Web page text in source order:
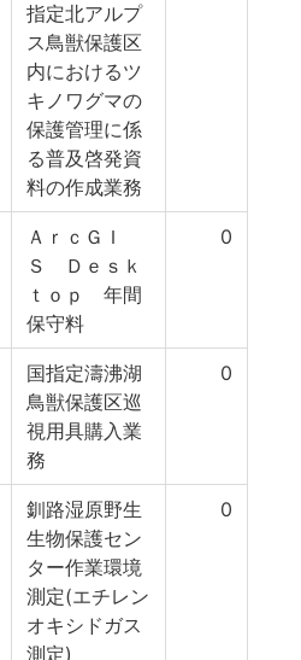
指定北アルプ
ス鳥獣保護区
内におけるツ
キノワグマの
保護管理に係
る普及啓発資
料の作成業務
ＡｒｃＧＩ
Ｓ Ｄｅｓｋ
ｔｏｐ 年間
保守料
0
国指定濤沸湖
鳥獣保護区巡
視用具購入業
務
0
釧路湿原野生
生物保護セン
ター作業環境
測定(エチレン
オキシドガス
測定)
0